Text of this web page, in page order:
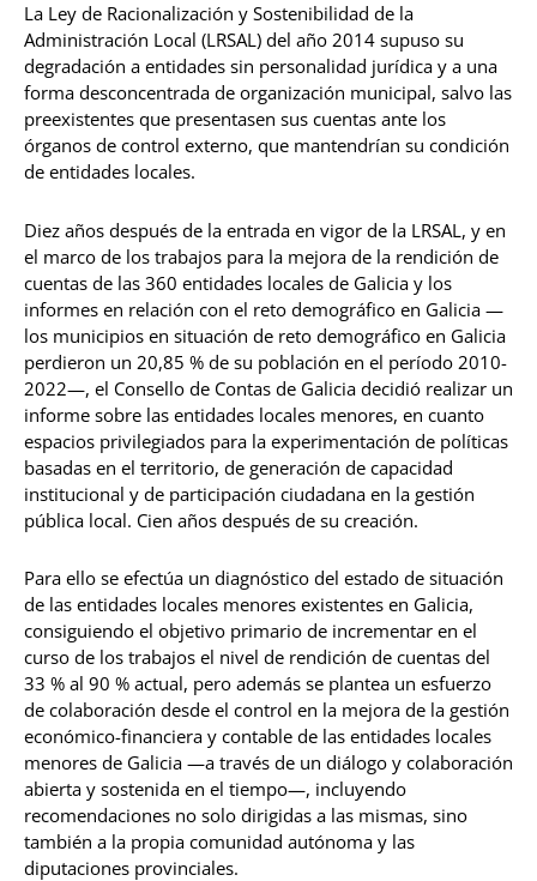
La Ley de Racionalización y Sostenibilidad de la
Administración Local (LRSAL) del año 2014 supuso su
degradación a entidades sin personalidad jurídica y a una
forma desconcentrada de organización municipal, salvo las
preexistentes que presentasen sus cuentas ante los
órganos de control externo, que mantendrían su condición
de entidades locales.
Diez años después de la entrada en vigor de la LRSAL, y en
el marco de los trabajos para la mejora de la rendición de
cuentas de las 360 entidades locales de Galicia y los
informes en relación con el reto demográfico en Galicia —
los municipios en situación de reto demográfico en Galicia
perdieron un 20,85 % de su población en el período 2010-
2022—, el Consello de Contas de Galicia decidió realizar un
informe sobre las entidades locales menores, en cuanto
espacios privilegiados para la experimentación de políticas
basadas en el territorio, de generación de capacidad
institucional y de participación ciudadana en la gestión
pública local. Cien años después de su creación.
Para ello se efectúa un diagnóstico del estado de situación
de las entidades locales menores existentes en Galicia,
consiguiendo el objetivo primario de incrementar en el
curso de los trabajos el nivel de rendición de cuentas del
33 % al 90 % actual, pero además se plantea un esfuerzo
de colaboración desde el control en la mejora de la gestión
económico-financiera y contable de las entidades locales
menores de Galicia —a través de un diálogo y colaboración
abierta y sostenida en el tiempo—, incluyendo
recomendaciones no solo dirigidas a las mismas, sino
también a la propia comunidad autónoma y las
diputaciones provinciales.